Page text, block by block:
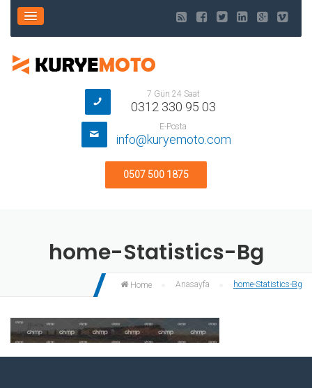
7 Gün 24 Saat
0312 330 95 03
E-Posta
info@kuryemoto.com
0507 500 1875
home-Statistics-Bg
Home Anasayfa home-Statistics-Bg